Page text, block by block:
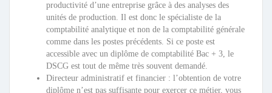
productivité d’une entreprise grâce à des analyses des
unités de production. Il est donc le spécialiste de la
comptabilité analytique et non de la comptabilité générale
comme dans les postes précédents. Si ce poste est
accessible avec un diplôme de comptabilité Bac + 3, le
DSCG est tout de même très souvent demandé.
Directeur administratif et financier : l’obtention de votre
diplôme n’est pas suffisante pour exercer ce métier, vous